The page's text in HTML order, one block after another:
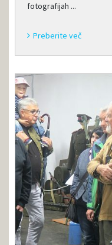
fotografijah ...
Preberite več